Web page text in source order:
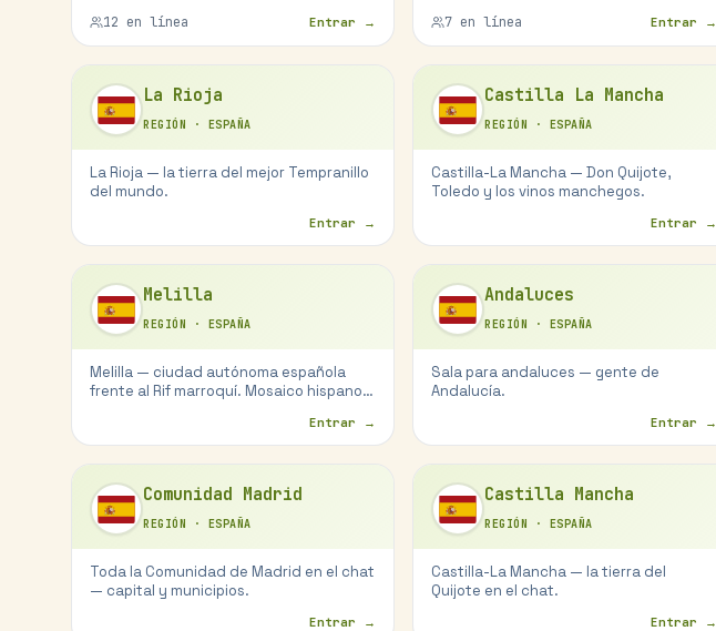
12 en línea Entrar → 7 en línea Entrar →
La Rioja
REGIÓN · ESPAÑA
La Rioja — la tierra del mejor Tempranillo
del mundo.
Entrar →
Castilla La Mancha
REGIÓN · ESPAÑA
Castilla-La Mancha — Don Quijote,
Toledo y los vinos manchegos.
Entrar →
Melilla
REGIÓN · ESPAÑA
Melilla — ciudad autónoma española
frente al Rif marroquí. Mosaico hispano-
Entrar →
Andaluces
REGIÓN · ESPAÑA
Sala para andaluces — gente de
Andalucía.
Entrar →
Comunidad Madrid
REGIÓN · ESPAÑA
Toda la Comunidad de Madrid en el chat
— capital y municipios.
Entrar →
Castilla Mancha
REGIÓN · ESPAÑA
Castilla-La Mancha — la tierra del
Quijote en el chat.
Entrar →